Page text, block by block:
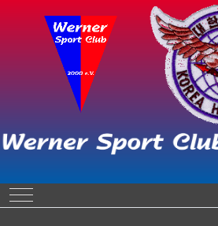
Mobile Menu Toggle